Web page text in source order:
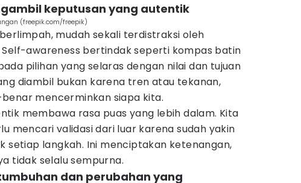
keputusan yang autentik
(freepik.com/freepik)
mudah sekali terdistraksi oleh
awareness bertindak seperti kompas batin
pilihan yang selaras dengan nilai dan tujuan
diambil bukan karena tren atau tekanan,
mencerminkan siapa kita.
membawa rasa puas yang lebih dalam. Kita
mencari validasi dari luar karena sudah yakin
setiap langkah. Ini menciptakan ketenangan,
tidak selalu sempurna.
dan perubahan yang